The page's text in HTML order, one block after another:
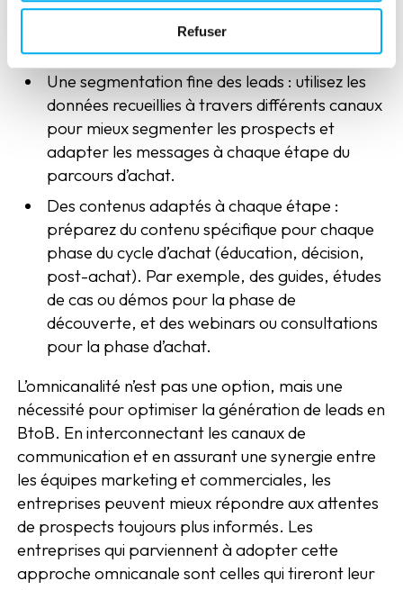
Refuser
notamment via des outils CRM qui permettent
un suivi en temps réel des prospects.
Une segmentation fine des leads : utilisez les
données recueillies à travers différents canaux
pour mieux segmenter les prospects et
adapter les messages à chaque étape du
parcours d’achat.
Des contenus adaptés à chaque étape :
préparez du contenu spécifique pour chaque
phase du cycle d’achat (éducation, décision,
post-achat). Par exemple, des guides, études
de cas ou démos pour la phase de
découverte, et des webinars ou consultations
pour la phase d’achat.
L’omnicanalité n’est pas une option, mais une
nécessité pour optimiser la génération de leads en
BtoB. En interconnectant les canaux de
communication et en assurant une synergie entre
les équipes marketing et commerciales, les
entreprises peuvent mieux répondre aux attentes
de prospects toujours plus informés. Les
entreprises qui parviennent à adopter cette
approche omnicanale sont celles qui tireront leur